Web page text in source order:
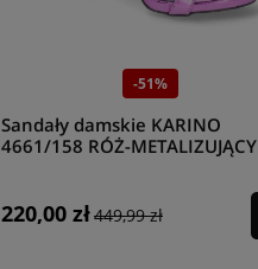
-51%
Sandały damskie KARINO
4661/158 RÓŻ-METALIZUJĄCY
220,00 zł449,99 zł